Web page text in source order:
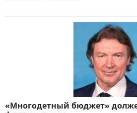
«Многодетный бюджет»